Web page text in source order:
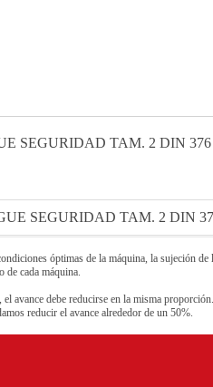
SEGURIDAD TAM. 2 DIN 376
SEGURIDAD TAM. 2 DIN
óptimas de la máquina, la sujeción
de cada máquina.
avance debe reducirse en la misma proporción.
reducir el avance alrededor de un 50%.